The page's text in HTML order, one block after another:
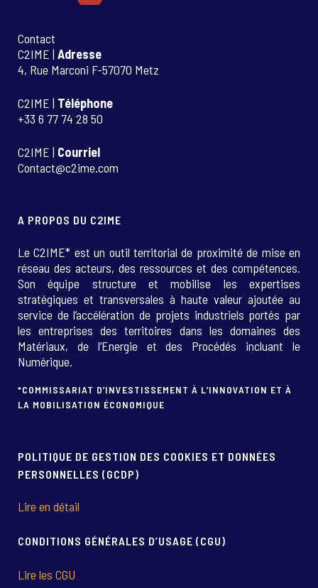
Contact
C2IME | Adresse
4, Rue Marconi F-57070 Metz
C2IME | Téléphone
+33 6 77 74 28 50
C2IME | Courriel
Contact@c2ime.com
A PROPOS DU C2IME
Le C2IME* est un outil territorial de proximité de mise en
réseau des acteurs, des ressources et des compétences.
Son équipe structure et mobilise les expertises
stratégiques et transversales à haute valeur ajoutée au
service de l’accélération de projets industriels portés par
les entreprises des territoires dans les domaines des
Matériaux, de l’Energie et des Procédés incluant le
Numérique.
*COMMISSARIAT D’INVESTISSEMENT À L’INNOVATION ET À
LA MOBILISATION ÉCONOMIQUE
POLITIQUE DE GESTION DES COOKIES ET DONNÉES
PERSONNELLES (GCDP)
Lire en détail
CONDITIONS GÉNÉRALES D’USAGE (CGU)
Lire les CGU